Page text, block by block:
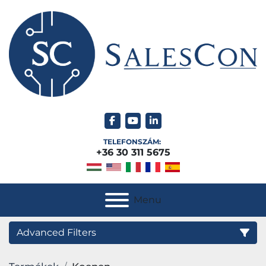
facebook
youtubelinkedin
TELEFONSZÁM:
+36 30 311 5675
Menu
Advanced Filters